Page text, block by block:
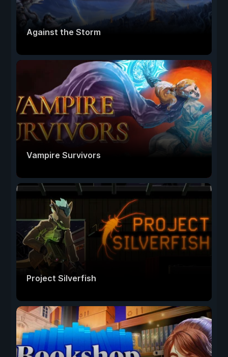
Against the Storm
Vampire Survivors
Project Silverfish